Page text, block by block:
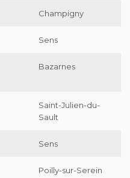
Champigny
Sens
Bazarnes
Saint-Julien-du-
Sault
Sens
Poilly-sur-Serein